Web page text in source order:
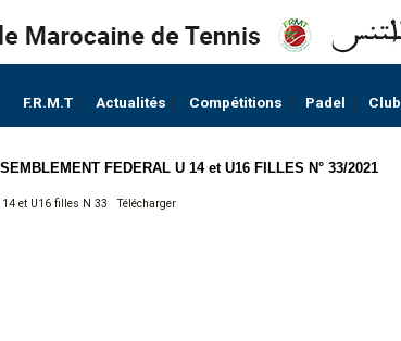
F.R.M.T Actualités Compétitions Padel Club
FEDERAL U 14 et U16 FILLES N° 33/2021
14 et U16 filles N 33 Télécharger